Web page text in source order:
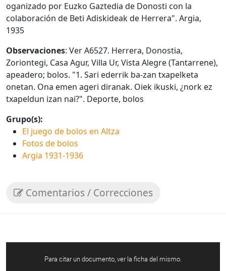
oganizado por Euzko Gaztedia de Donosti con la
colaboración de Beti Adiskideak de Herrera". Argia,
1935
Observaciones: Ver A6527. Herrera, Donostia,
Zoriontegi, Casa Agur, Villa Ur, Vista Alegre (Tantarrene),
apeadero; bolos. "1. Sari ederrik ba-zan txapelketa
onetan. Ona emen ageri diranak. Oiek ikuski, ¿nork ez
txapeldun izan nai?". Deporte, bolos
Grupo(s):
El juego de bolos en Altza
Fotos de bolos
Argia 1931-1936
Comentarios / Correcciones
Para citar un documento, ver la ficha del mismo.